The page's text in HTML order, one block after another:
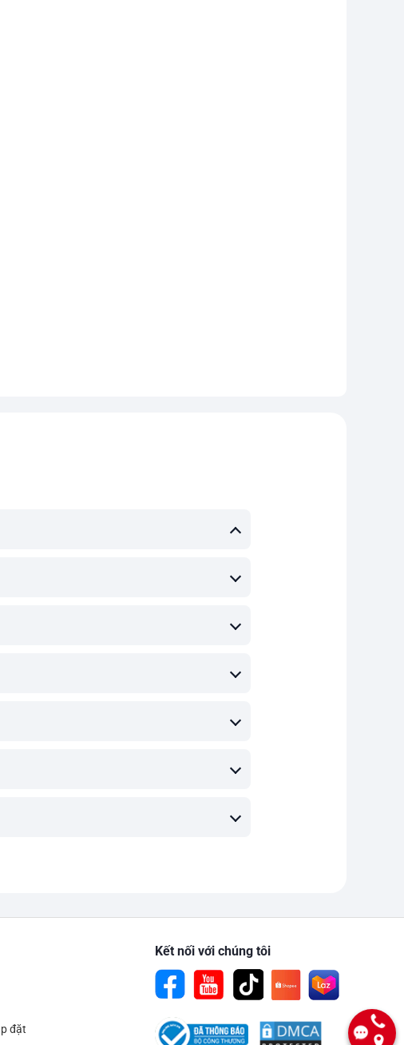
đặt
Kết nối với chúng tôi